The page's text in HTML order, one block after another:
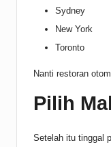
Sydney
New York
Toronto
Nanti restoran
Pilih
Setelah itu tinggal